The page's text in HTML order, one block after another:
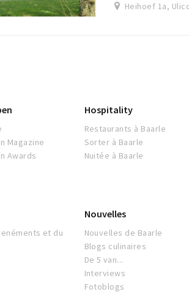
Heihoef 1a,
Magazine
Awards
Hospitality
Restaurants à Baarle
Sorter à Baarle
Nuitée à Baarle
et du
Nouvelles
Nouvelles de Baarle
Blogs culinaires
De 5 van...
Interviews
Fotoblogs